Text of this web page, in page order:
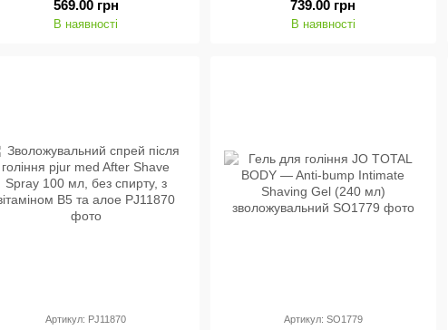
шкіру
569.00 грн
В наявності
739.00 грн
В наявності
Артикул: PJ11870 Артикул: SO1779